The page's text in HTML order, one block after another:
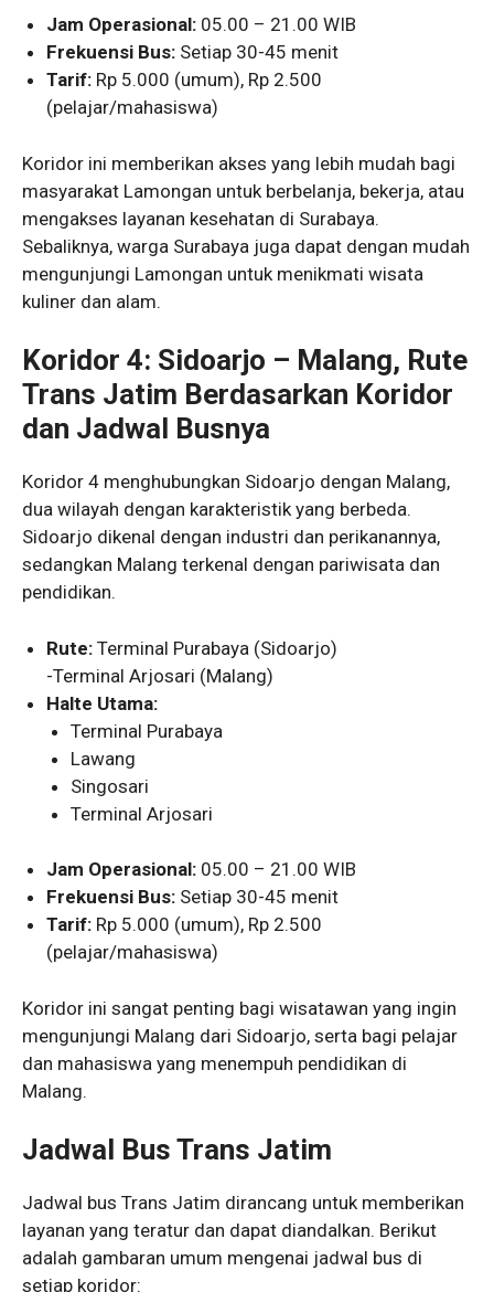
Jam Operasional: 05.00 – 21.00 WIB
Frekuensi Bus: Setiap 30-45 menit
Tarif: Rp 5.000 (umum), Rp 2.500
(pelajar/mahasiswa)
Koridor ini memberikan akses yang lebih mudah bagi
masyarakat Lamongan untuk berbelanja, bekerja, atau
mengakses layanan kesehatan di Surabaya.
Sebaliknya, warga Surabaya juga dapat dengan mudah
mengunjungi Lamongan untuk menikmati wisata
kuliner dan alam.
Koridor 4: Sidoarjo – Malang, Rute
Trans Jatim Berdasarkan Koridor
dan Jadwal Busnya
Koridor 4 menghubungkan Sidoarjo dengan Malang,
dua wilayah dengan karakteristik yang berbeda.
Sidoarjo dikenal dengan industri dan perikanannya,
sedangkan Malang terkenal dengan pariwisata dan
pendidikan.
Rute: Terminal Purabaya (Sidoarjo)
-Terminal Arjosari (Malang)
Halte Utama:
Terminal Purabaya
Lawang
Singosari
Terminal Arjosari
Jam Operasional: 05.00 – 21.00 WIB
Frekuensi Bus: Setiap 30-45 menit
Tarif: Rp 5.000 (umum), Rp 2.500
(pelajar/mahasiswa)
Koridor ini sangat penting bagi wisatawan yang ingin
mengunjungi Malang dari Sidoarjo, serta bagi pelajar
dan mahasiswa yang menempuh pendidikan di
Malang.
Jadwal Bus Trans Jatim
Jadwal bus Trans Jatim dirancang untuk memberikan
layanan yang teratur dan dapat diandalkan. Berikut
adalah gambaran umum mengenai jadwal bus di
setiap koridor: